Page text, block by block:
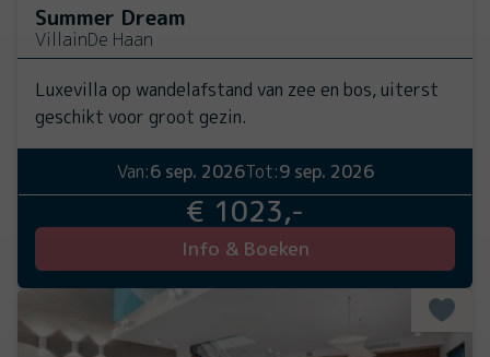
Summer Dream
VillainDe Haan
Luxevilla op wandelafstand van zee en bos, uiterst
geschikt voor groot gezin.
Van:6 sep. 2026Tot:9 sep. 2026
€ 1023,-
Info & Boeken